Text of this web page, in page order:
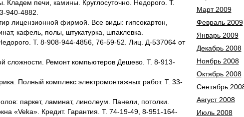
Кладем печи, камины. Круглосуточно. Недорого. Т.
940-4882.
лицензионной фирмой. Все виды: гипсокартон,
кафель, полы, штукатурка, шпаклевка.
Т. 8-908-944-4856, 76-59-52. Лиц. Д-537064 от
сложности. Ремонт компьютеров Дешево. Т. 8-913-
Полный комплекс электромонтажных работ. Т. 33-
паркет, ламинат, линолеум. Панели, потолки.
«Veka». Кредит. Гарантия. Т. 74-19-49, 8-951-164-
Март 2009
Февраль 2009
Январь 2009
Декабрь 2008
Ноябрь 2008
Октябрь 2008
Сентябрь
Август 2008
Июль 2008